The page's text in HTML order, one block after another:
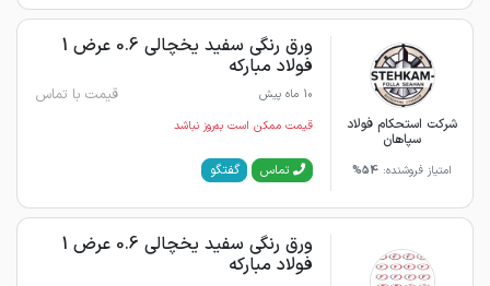
شرکت استحکام فولاد
سپاهان
امتیاز فروشنده: 54%
ورق رنگی سفید یخچالی 0.6 عرض 1
فولاد مبارکه
10 ماه پیش قیمت با تماس
قیمت ممکن است به‌روز نباشد
تماس گفتگو
ورق رنگی سفید یخچالی 0.6 عرض 1
فولاد مبارکه